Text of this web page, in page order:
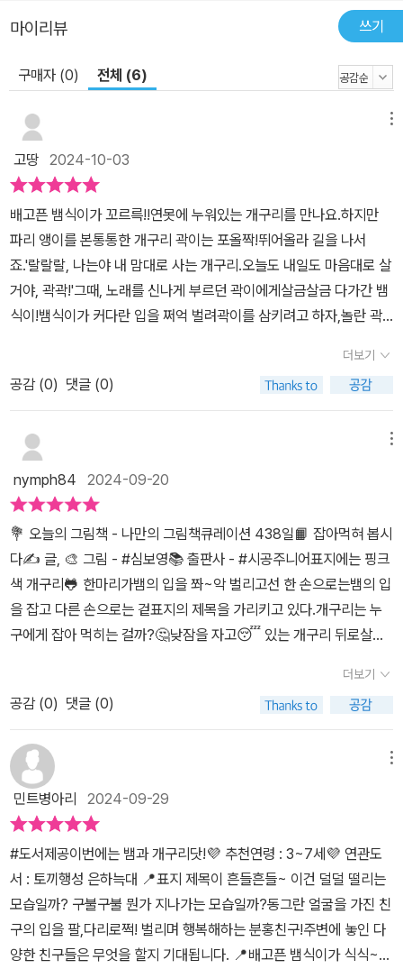
마이리뷰 쓰기
구매자 (0) 전체 (6)
고땅 2024-10-03
배고픈 뱀식이가 꼬르륵!!연못에 누워있는 개구리를 만나요.하지만
파리 앵이를 본통통한 개구리 곽이는 포올짝!뛰어올라 길을 나서
죠.'랄랄랄, 나는야 내 맘대로 사는 개구리.오늘도 내일도 마음대로 살
거야, 곽곽!'그때, 노래를 신나게 부르던 곽이에게살금살금 다가간 뱀
식이!뱀식이가 커다란 입을 쩌억 벌려곽이를 삼키려고 하자,놀란 곽
무한테나 잡아먹힐 수는 없지!날 잡아먹는 건 내가 골라!'그건 바로바
로!엄청나게 커다란 입.징그러운 뽀글 머리.무시무시 브로콜리...잡아
먹혀 봅시다!!이번에는 무시무시한 독...동물도 식물도 아닌 끔찍한 생
명체!바로 으스스스 버섯버섯..잡아먹혀 봅시다!!무서운 채소들에게
잡아 먹히는 곽이!내 맘대로 사는 곽이와 함께 신나는 모험을함께 떠
나보는거 어떠세요?-브로콜리, 버섯, 호박 등등...무섭고, 오싹하게
변신한 채소들의입속으로 뛰어드는 개구리 곽이의 모습이어찌나 유
쾌하고 흥미진진한지!우리가 흔히 알고 있는 먹이사슬의역발상으로
만들어 낸 상상력이무척이나 재미있었어요.특히 무서운 표정의 채소
들의 모습을아이가 굉장히 좋아했는데,편식하는 아이들에게는 낯설
지 않은모습이지 않을까 싶네요.ㅎ호기심을 자극하는 펼침북 구성이
이야기를 더욱 특별하게 만들었고,그림책 구석구석 즐길 거리가 많아
아이가 푹 빠질 수밖에 없겠더라고요.그리고 채소 세상 속으로 들어
온곽이, 뱀식이, 앵이를 찾는 재미도무척이나 쏠쏠했답니다.재미있는
편식하는 아이들에게는 채소의 친근함을알려줄 수 있는 점도 좋았어
요.
더보기
공감 (0) 댓글 (0)
nymph84 2024-09-20
💐 오늘의 그림책 - 나만의 그림책큐레이션 438일📙 잡아먹혀 봅시
다✍️ 글, 🎨 그림 - #심보영📚 출판사 - #시공주니어표지에는 핑크
색 개구리🐸 한마리가뱀의 입을 쫘~악 벌리고선 한 손으로는뱀의 입
을 잡고 다른 손으로는 겉표지의 제목을 가리키고 있다.개구리는 누
구에게 잡아 먹히는 걸까?🤔낮잠을 자고😴 있는 개구리 뒤로살금
다.그런데 그때‼️개구리가 뱀의 입을✋️ 가로막으며말했다.날 잡아먹
는 건 내가 골라!라고 말하며 뱀이 잡아 먹 지못하도록 잡았다.그리고
는엄청나게 커다란 입징그러운 뽀글머리그건 바로 무시무시브로콜
리!!그리고는 브로콜리가 입안에 변으로 나오는 이야기 해주고 그다
음은다며 버섯, 호박, 피망 처럼 원하는 조건을 가진 건에잡아 먹히겠
다고 말했다뱀은 핑크개구리를 잡아 먹을 수있을까?🤔☘️ 이 그림책
은 위기의 상황에개구리의 발빠른 재치로상황을 모면 하는 모습을 보
면서 위기 상황 시 지혜롭게대처 할 지에 대한 생각을하게 햤다 🎀 또
야채 편식을 하는 유아부터 초등어린이 까지 읽으면서유머러스 하게
풀어낸 야채의몸 속 여행의 그림들을 보면서 야채들과 친해지는 시간
을 가졌으면 좋다@sigongjr@lael_84 #시공주니어출판사 로부터
도서협찬을 받아 서평을 작성하였습니다. 감사합니다.#1일1그림책 #
더보기
공감 (0) 댓글 (0)
민트병아리 2024-09-29
#도서제공이번에는 뱀과 개구리닷!💜 추천연령 : 3~7세💜 연관도
서 : 토끼행성 은하늑대 📍표지 제목이 흔들흔들~ 이건 덜덜 떨리는
모습일까? 구불구불 뭔가 지나가는 모습일까?동그란 얼굴을 가진 친
구의 입을 팔,다리로쩍! 벌리며 행복해하는 분홍친구!주변에 놓인 다
양한 친구들은 무엇을 할지 기대됩니다. 📍배고픈 뱀식이가 식식~